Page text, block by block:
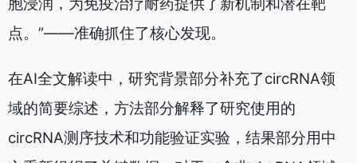
点。”——准确抓住了核心发现。
在AI全文解读中，研究背景部分补充了circRNA领
域的简要综述，方法部分解释了研究使用的
circRNA测序技术和功能验证实验，结果部分用中